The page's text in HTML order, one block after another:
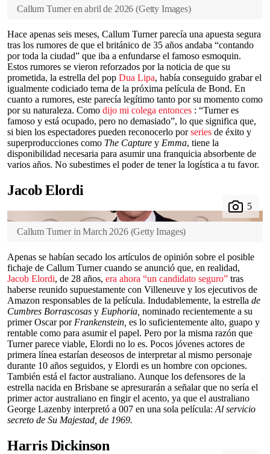
Callum Turner en abril de 2026 (Getty Images)
Hace apenas seis meses, Callum Turner parecía una apuesta segura
tras los rumores de que el británico de 35 años andaba “contando
por toda la ciudad” que iba a enfundarse el famoso esmoquin.
Estos rumores se vieron reforzados por la noticia de que su
prometida, la estrella del pop Dua Lipa, había conseguido grabar el
igualmente codiciado tema de la próxima película de Bond. En
cuanto a rumores, este parecía legítimo tanto por su momento como
por su naturaleza. Como dijo mi colega entonces : “Turner es
famoso y está ocupado, pero no demasiado”, lo que significa que,
si bien los espectadores pueden reconocerlo porseries de éxito y
superproducciones como The Capture y Emma, tiene la
disponibilidad necesaria para asumir una franquicia absorbente de
varios años. No subestimes el poder de tener la logística a tu favor.
Jacob Elordi
Callum Turner in March 2026 (Getty Images)
Apenas se habían secado los artículos de opinión sobre el posible
fichaje de Callum Turner cuando se anunció que, en realidad,
Jacob Elordi, de 28 años, era ahora “un candidato seguro” tras
haberse reunido supuestamente con Villeneuve y los ejecutivos de
Amazon responsables de la película. Indudablemente, la estrella de
Cumbres Borrascosas y Euphoria, nominado recientemente a su
primer Oscar por Frankenstein, es lo suficientemente alto, guapo y
rentable como para asumir el papel. Pero por la misma razón que
Turner parece viable, Elordi no lo es. Pocos jóvenes actores de
primera línea estarían deseosos de interpretar al mismo personaje
durante 10 años seguidos, y Elordi es un hombre con opciones.
También está el factor australiano. Aunque los defensores de la
estrella nacida en Brisbane se apresurarán a señalar que no sería el
primer actor australiano en fingir el acento, ya que el australiano
George Lazenby interpretó a 007 en una sola película: Al servicio
secreto de Su Majestad, de 1969.
Harris Dickinson